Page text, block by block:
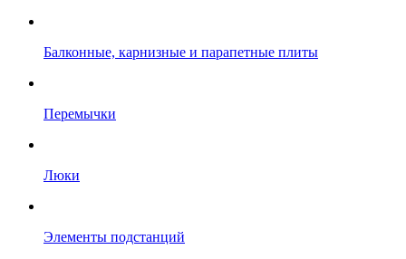
Балконные, карнизные и парапетные плиты
Перемычки
Люки
Элементы подстанций